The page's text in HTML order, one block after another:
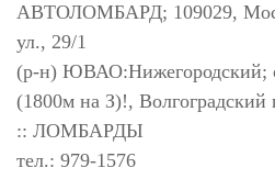
АВТОЛОМБАРД; 109029,
ул., 29/1
(р-н) ЮВАО:Нижегородский;
(1800м на З)!,
:: ЛОМБАРДЫ
тел.: 979-1576